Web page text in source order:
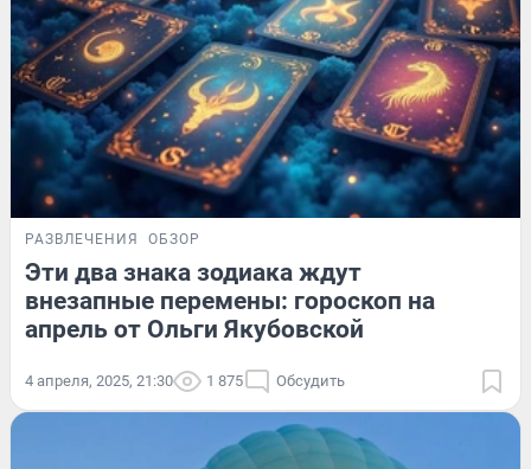
РАЗВЛЕЧЕНИЯ ОБЗОР
Эти два знака зодиака ждут
внезапные перемены: гороскоп на
апрель от Ольги Якубовской
4 апреля, 2025, 21:30 1 875 Обсудить